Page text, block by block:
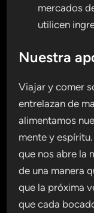
mercados
utilicen
Nuestra
Viajar y comer
entrelazan de
alimentamos
mente y
que nos abre la
de una manera
que la próxima
que cada